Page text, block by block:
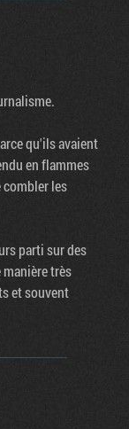
qu'ils avaient
en flammes
combler les
parti sur des
très
et souvent